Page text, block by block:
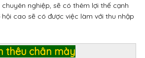
nghiệp, sẽ có thêm lợi thế cạnh
cao sẽ có được việc làm với thu nhập
thêu chân mày